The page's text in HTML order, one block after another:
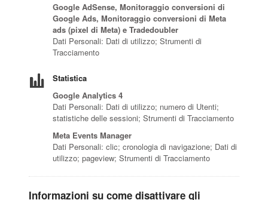
Google AdSense, Monitoraggio conversioni di
Google Ads, Monitoraggio conversioni di Meta
ads (pixel di Meta) e Tradedoubler
Dati Personali: Dati di utilizzo; Strumenti di
Tracciamento
Statistica
Google Analytics 4
Dati Personali: Dati di utilizzo; numero di Utenti;
statistiche delle sessioni; Strumenti di Tracciamento
Meta Events Manager
Dati Personali: clic; cronologia di navigazione; Dati di
utilizzo; pageview; Strumenti di Tracciamento
Informazioni su come disattivare gli